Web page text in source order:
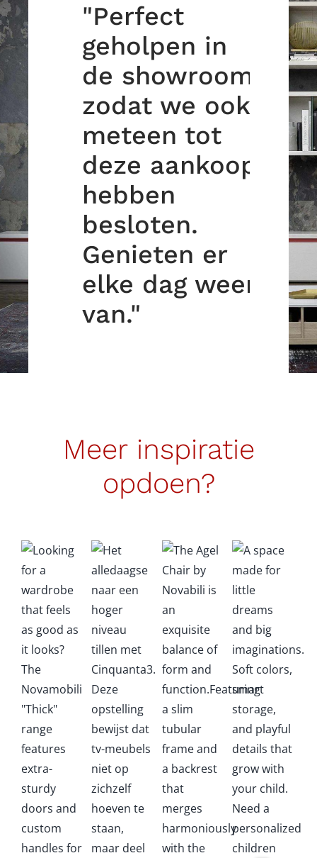
"Perfect
geholpen in
de showroom
zodat we ook
meteen tot
deze aankoop
hebben
besloten.
Genieten er
elke dag weer
van."
Meer inspiratie
opdoen?